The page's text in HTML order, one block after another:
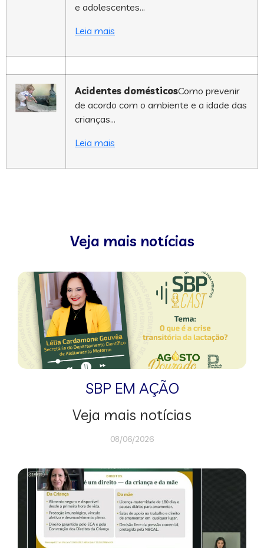
e adolescentes…
Leia mais
Acidentes domésticosComo prevenir
de acordo com o ambiente e a idade das
crianças…
Leia mais
Veja mais notícias
SBP EM AÇÃO
Veja mais notícias
08/06/2026